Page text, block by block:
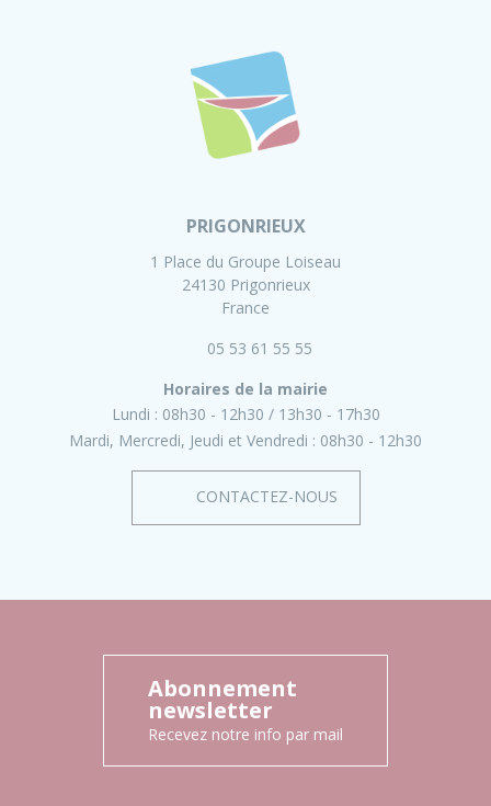
PRIGONRIEUX
1 Place du Groupe Loiseau
24130 Prigonrieux
France
05 53 61 55 55
Horaires de la mairie
Lundi : 08h30 - 12h30
13h30 - 17h30
Mardi, Mercredi, Jeudi et Vendredi : 08h30 - 12h30
CONTACTEZ-NOUS
Abonnement
newsletter
Recevez notre info par mail